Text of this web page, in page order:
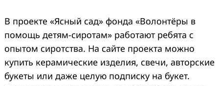
В проекте «Ясный сад» фонда «Волонтёры в
помощь детям-сиротам» работают ребята с
опытом сиротства. На сайте проекта можно
купить керамические изделия, свечи, авторские
букеты или даже целую подписку на букет.